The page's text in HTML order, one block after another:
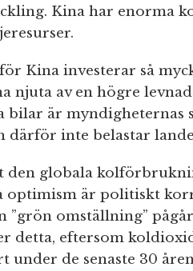
Kina har enorma
Kina investerar så
njuta av en högre
är myndigheternas
därför inte belastar
den globala
optimism är politiskt
”grön omställning”
detta, eftersom
under de senaste 30